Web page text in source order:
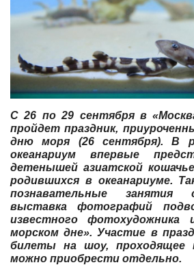
С 26 по 29 сентября в
пройдет праздник,
дню моря (26 сентября). В
океанариум впервые
детенышей азиатской
родившихся в океанариуме.
познавательные занятия
выставка фотографий
известного фотохудожника
морском дне». Участие в
билеты на шоу, проходящее
можно приобрести отдельно.